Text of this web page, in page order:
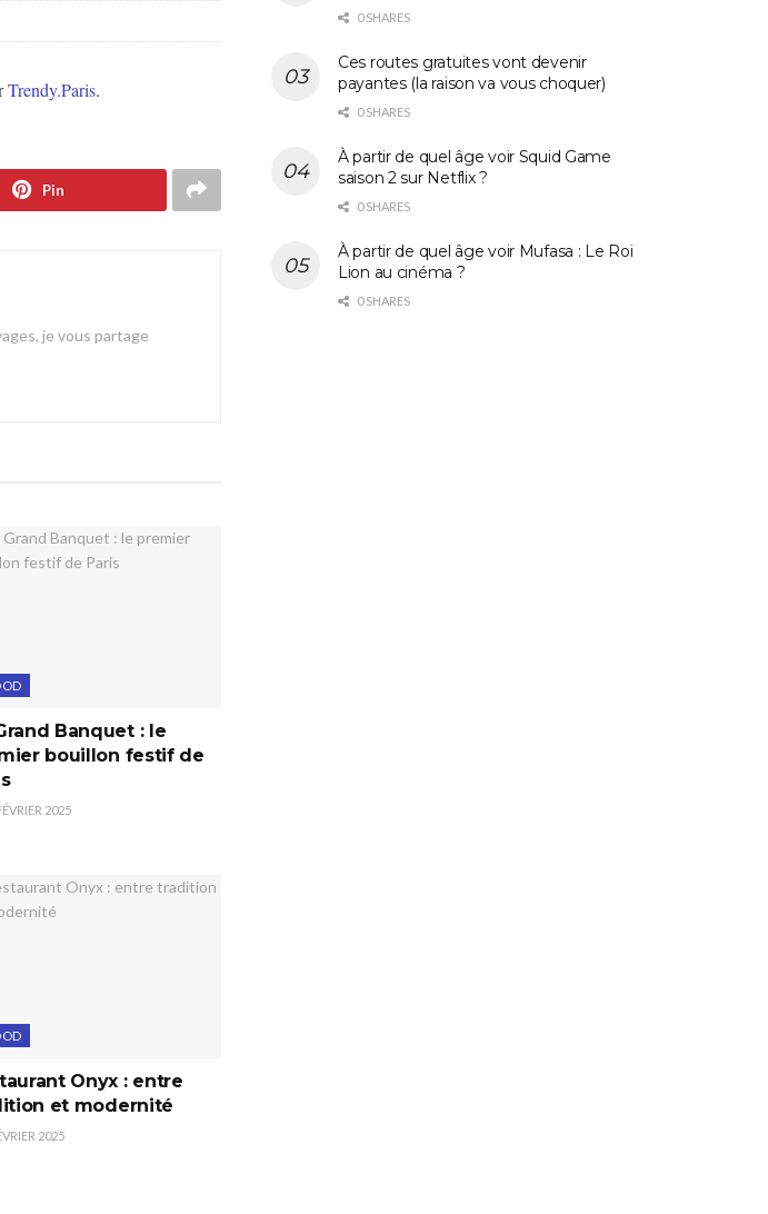
Trendy.Paris.
Pin
je vous partage
Banquet : le
bouillon festif de
2025
Onyx : entre
et modernité
2025
0 SHARES
Ces routes gratuites vont devenir
payantes (la raison va vous choquer)
0 SHARES
À partir de quel âge voir Squid Game
saison 2 sur Netflix ?
0 SHARES
À partir de quel âge voir Mufasa : Le Roi
Lion au cinéma ?
0 SHARES